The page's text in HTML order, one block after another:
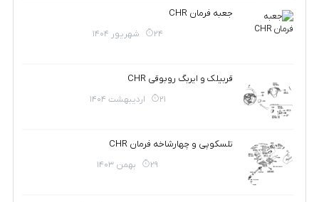
جعبه فرمان CHR
24 شهریور 1404
قربیلک و ایربگ روبوقی CHR
21 اردیبهشت 1404
تلسکوپی و چهارشاخه فرمان CHR
29 بهمن 1403